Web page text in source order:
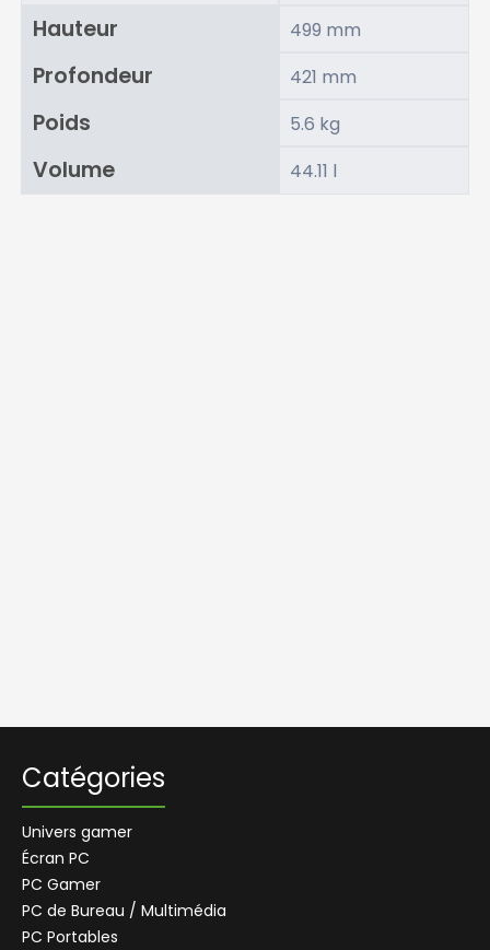
Hauteur 499 mm
Profondeur 421 mm
Poids 5.6 kg
Volume 44.11 l
Catégories
Univers gamer
Écran PC
PC Gamer
PC de Bureau / Multimédia
PC Portables